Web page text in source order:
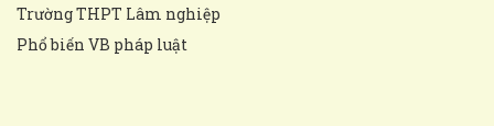
Trường THPT Lâm nghiệp
Phổ biến VB pháp luật